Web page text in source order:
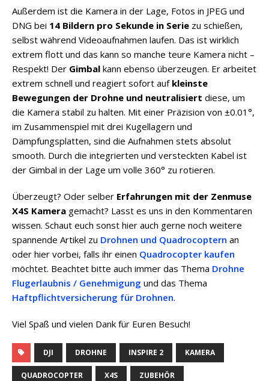
Außerdem ist die Kamera in der Lage, Fotos in JPEG und
DNG bei 14 Bildern pro Sekunde in Serie zu schießen,
selbst während Videoaufnahmen laufen. Das ist wirklich
extrem flott und das kann so manche teure Kamera nicht –
Respekt! Der Gimbal kann ebenso überzeugen. Er arbeitet
extrem schnell und reagiert sofort auf kleinste
Bewegungen der Drohne und neutralisiert diese, um
die Kamera stabil zu halten. Mit einer Präzision von ±0.01°,
im Zusammenspiel mit drei Kugellagern und
Dämpfungsplatten, sind die Aufnahmen stets absolut
smooth. Durch die integrierten und versteckten Kabel ist
der Gimbal in der Lage um volle 360° zu rotieren.
Überzeugt? Oder selber Erfahrungen mit der Zenmuse
X4S Kamera gemacht? Lasst es uns in den Kommentaren
wissen. Schaut euch sonst hier auch gerne noch weitere
spannende Artikel zu Drohnen und Quadrocoptern an
oder hier vorbei, falls ihr einen Quadrocopter kaufen
möchtet. Beachtet bitte auch immer das Thema Drohne
Flugerlaubnis / Genehmigung und das Thema
Haftpflichtversicherung für Drohnen.
Viel Spaß und vielen Dank für Euren Besuch!
DJI DROHNE INSPIRE 2 KAMERA
QUADROCOPTER X4S ZUBEHÖR